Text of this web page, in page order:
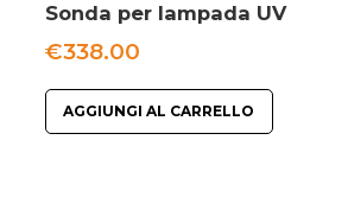
Sonda per lampada UV
€338.00
AGGIUNGI AL CARRELLO